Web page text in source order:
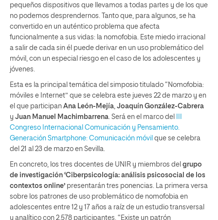
pequeños dispositivos que llevamos a todas partes y de los que
no podemos desprendernos. Tanto que, para algunos, se ha
convertido en un auténtico problema que afecta
funcionalmente a sus vidas: la nomofobia. Este miedo irracional
a salir de cada sin él puede derivar en un uso problemático del
móvil, con un especial riesgo en el caso de los adolescentes y
jóvenes.
Esta es la principal temática del simposio titulado “Nomofobia:
móviles e Internet” que se celebra este jueves 22 de marzo y en
el que participan Ana León-Mejía, Joaquín González-Cabrera
y Juan Manuel Machimbarrena. Será en el marco del
Congreso Internacional Comunicación y Pensamiento.
Generación Smartphone: Comunicación móvil que se celebra
del 21 al 23 de marzo en Sevilla.
En concreto, los tres docentes de UNIR y miembros del grupo
de investigación ‘Ciberpsicología: análisis psicosocial de los
contextos online’ presentarán tres ponencias. La primera versa
sobre los patrones de uso problemático de nomofobia en
adolescentes entre 12 y 17 años a raíz de un estudio transversal
y analítico con 2.578 participantes. “Existe un patrón